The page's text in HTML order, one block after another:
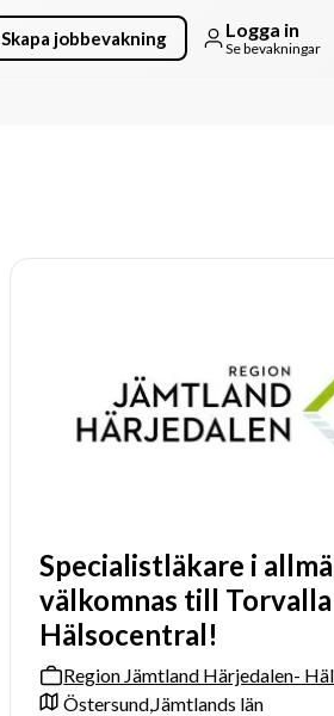
Skapa jobbevakning Logga in
Se bevakningar
Specialistläkare i
välkomnas till Torvalla
Hälsocentral!
Region Jämtland Härjedalen-
Östersund,Jämtlands län